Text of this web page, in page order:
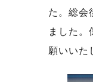
た。総会
ました
願いいた